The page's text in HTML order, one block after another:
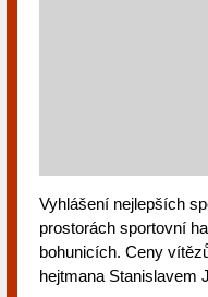
Vyhlášení nejlepších
prostorách sportovní
bohunicích. Ceny
hejtmana Stanislavem